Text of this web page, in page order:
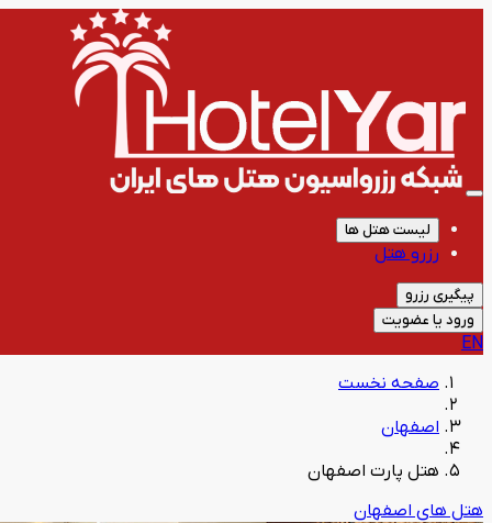
لیست هتل ها
رزرو هتل
پیگیری رزرو
ورود یا عضویت
EN
صفحه نخست
اصفهان
هتل پارت اصفهان
هتل های اصفهان